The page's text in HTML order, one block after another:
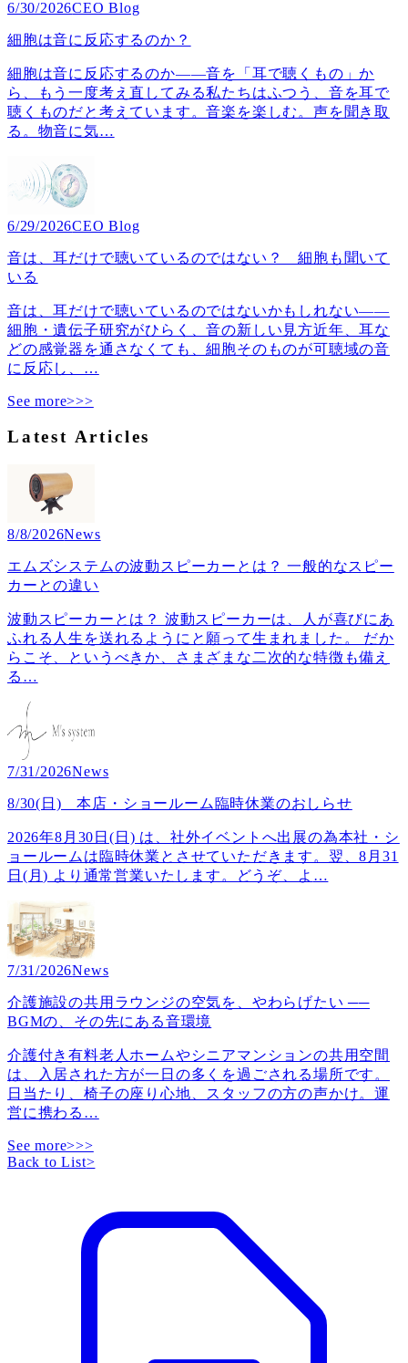
6/30/2026CEO Blog
細胞は音に反応するのか？
細胞は音に反応するのか――音を「耳で聴くもの」か
ら、もう一度考え直してみる私たちはふつう、音を耳で
聴くものだと考えています。音楽を楽しむ。声を聞き取
る。物音に気…
6/29/2026CEO Blog
音は、耳だけで聴いているのではない？ 細胞も聞いて
いる
音は、耳だけで聴いているのではないかもしれない――
細胞・遺伝子研究がひらく、音の新しい見方近年、耳な
どの感覚器を通さなくても、細胞そのものが可聴域の音
に反応し、 …
See more>>>
Latest Articles
8/8/2026News
エムズシステムの波動スピーカーとは？ 一般的なスピー
カーとの違い
波動スピーカーとは？ 波動スピーカーは、人が喜びにあ
ふれる人生を送れるようにと願って生まれました。 だか
らこそ、というべきか、さまざまな二次的な特徴も備え
る …
7/31/2026News
8/30(日) 本店・ショールーム臨時休業のおしらせ
2026年8月30日(日) は、社外イベントへ出展の為本社・シ
ョールームは臨時休業とさせていただきます。翌、8月31
日(月) より通常営業いたします。どうぞ、よ …
7/31/2026News
介護施設の共用ラウンジの空気を、やわらげたい ──
BGMの、その先にある音環境
介護付き有料老人ホームやシニアマンションの共用空間
は、入居された方が一日の多くを過ごされる場所です。
日当たり、椅子の座り心地、スタッフの方の声かけ。運
営に携わる …
See more>>>
Back to List>